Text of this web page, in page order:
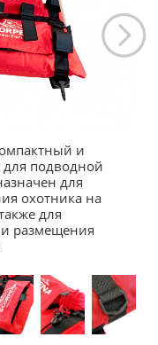
и
подводной
для
охотника на
для
размещения